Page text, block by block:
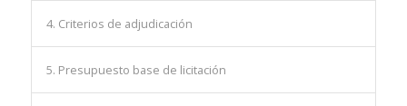
4. Criterios de adjudicación
5. Presupuesto base de licitación